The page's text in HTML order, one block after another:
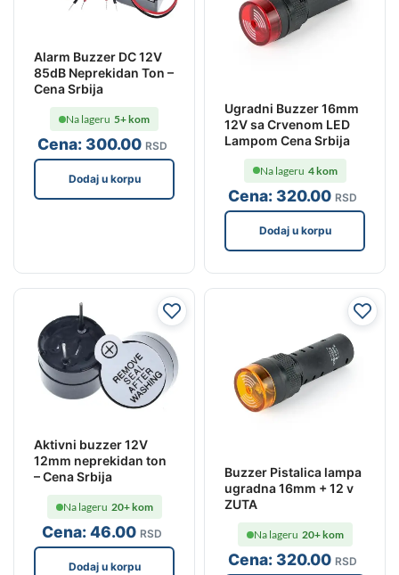
Alarm Buzzer DC 12V
85dB Neprekidan Ton –
Cena Srbija
Cena:300.00 RSD
Na lageru 5+ kom
Dodaj u korpu
Ugradni Buzzer 16mm
12V sa Crvenom LED
Lampom Cena Srbija
Cena:320.00 RSD
Na lageru 4 kom
Dodaj u korpu
Aktivni buzzer 12V
12mm neprekidan ton
– Cena Srbija
Cena:46.00 RSD
Na lageru 20+ kom
Dodaj u korpu
Buzzer Pistalica lampa
ugradna 16mm + 12 v
ZUTA
Cena:320.00 RSD
Na lageru 20+ kom